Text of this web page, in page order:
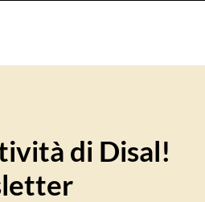
di Disal!